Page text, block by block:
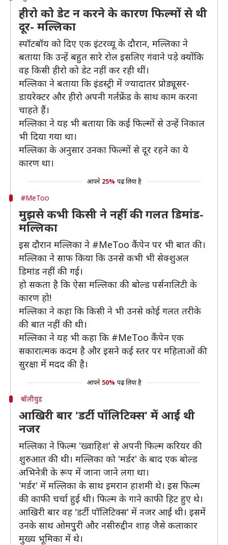
हीरो को डेट न करने के कारण फिल्मों से थी
दूर- मल्लिका
स्पॉटबॉय को दिए एक इंटरव्यू के दौरान, मल्लिका ने
बताया कि उन्हें बहुत सारे रोल इसलिए गंवाने पड़े क्योंकि
वह किसी हीरो को डेट नहीं कर रही थीं।
मल्लिका ने बताया कि इंडस्ट्री में ज्यादातर प्रोड्यूसर-
डायरेक्टर और हीरो अपनी गर्लफ्रेंड के साथ काम करना
चाहते हैं।
मल्लिका ने यह भी बताया कि कई फिल्मों से उन्हें निकाल
भी दिया गया था।
मल्लिका के अनुसार उनका फिल्मों से दूर रहने का ये
कारण था।
आपने 25% पढ़ लिया है
#MeToo
मुझसे कभी किसी ने नहीं की गलत डिमांड-
मल्लिका
इस दौरान मल्लिका ने #MeToo कैंपेन पर भी बात की।
मल्लिका ने साफ किया कि उनसे कभी भी सेक्शुअल
डिमांड नहीं की गई।
हो सकता है कि ऐसा मल्लिका की बोल्ड पर्सनालिटी के
कारण हो!
मल्लिका ने कहा कि किसी ने भी उनसे कोई गलत तरीके
की बात नहीं की थी।
मल्लिका ने यह भी कहा कि #MeToo कैंपेन एक
सकारात्मक कदम है और इसने कई स्तर पर महिलाओं की
सुरक्षा में मदद की है।
आपने 50% पढ़ लिया है
बॉलीवुड
आखिरी बार 'डर्टी पॉलिटिक्स' में आईं थी
नजर
मल्लिका ने फिल्म 'ख्वाहिश' से अपनी फिल्म करियर की
शुरुआत की थी। मल्लिका को 'मर्डर' के बाद एक बोल्ड
अभिनेत्री के रूप में जाना जाने लगा था।
'मर्डर' में मल्लिका के साथ इमरान हाशमी थे। इस फिल्म
की काफी चर्चा हुई थी। फिल्म के गाने काफी हिट हुए थे।
आखिरी बार वह 'डर्टी पॉलिटिक्स' में नजर आईं थी। इसमें
उनके साथ ओमपुुरी और नसीरुद्दीन शाह जैसे कलाकार
मुख्य भूमिका में थे।